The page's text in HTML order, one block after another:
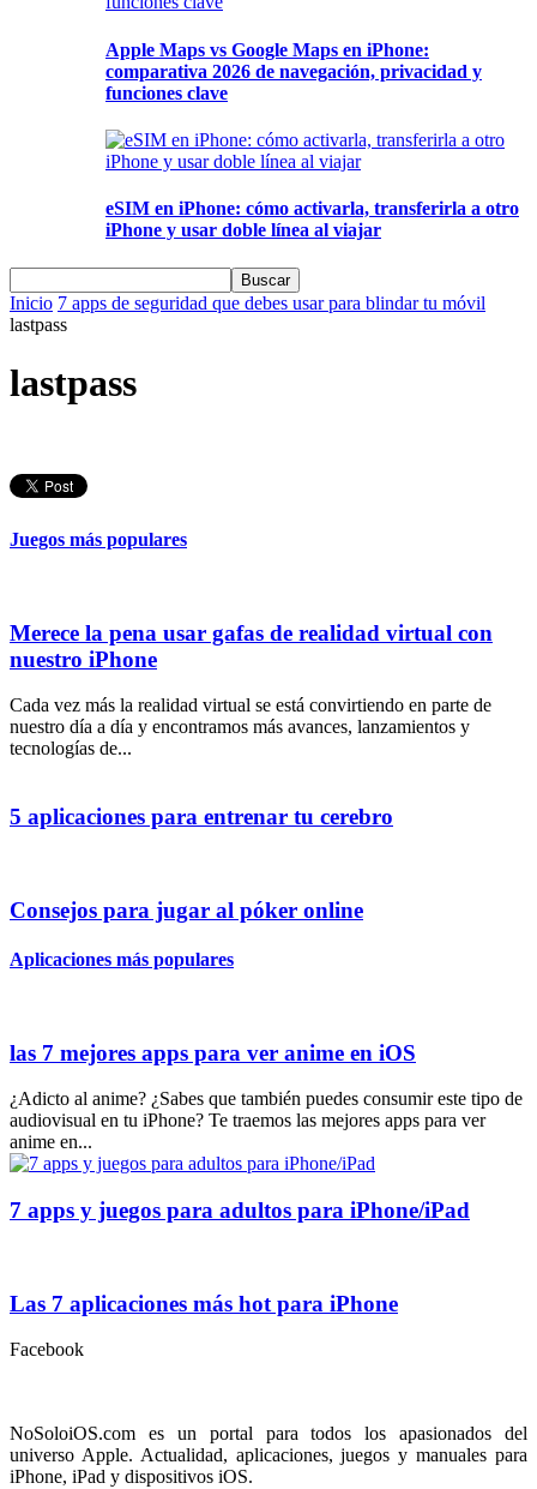
Apple Maps vs Google Maps en iPhone:
comparativa 2026 de navegación, privacidad y
funciones clave
eSIM en iPhone: cómo activarla, transferirla a otro
iPhone y usar doble línea al viajar
Inicio 7 apps de seguridad que debes usar para blindar tu móvil
lastpass
lastpass
Juegos más populares
Merece la pena usar gafas de realidad virtual con
nuestro iPhone
Cada vez más la realidad virtual se está convirtiendo en parte de
nuestro día a día y encontramos más avances, lanzamientos y
tecnologías de...
5 aplicaciones para entrenar tu cerebro
Consejos para jugar al póker online
Aplicaciones más populares
las 7 mejores apps para ver anime en iOS
¿Adicto al anime? ¿Sabes que también puedes consumir este tipo de
audiovisual en tu iPhone? Te traemos las mejores apps para ver
anime en...
7 apps y juegos para adultos para iPhone/iPad
Las 7 aplicaciones más hot para iPhone
Facebook
NoSoloiOS.com es un portal para todos los apasionados del
universo Apple. Actualidad, aplicaciones, juegos y manuales para
iPhone, iPad y dispositivos iOS.